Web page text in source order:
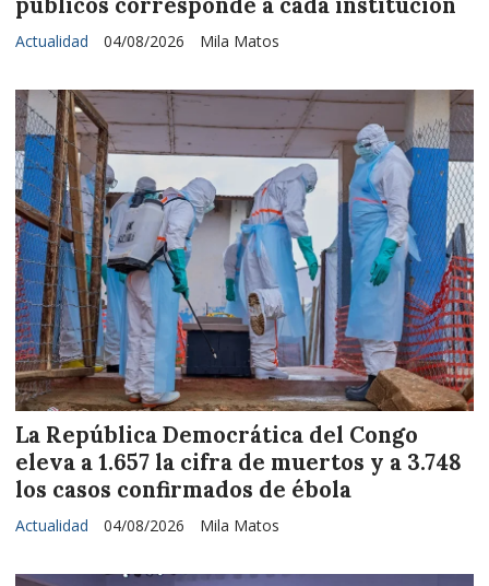
Mila Matos
Actualidad 04/08/2026
La República Democrática del Congo
eleva a 1.657 la cifra de muertos y a 3.748
los casos confirmados de ébola
Mila Matos
Actualidad 04/08/2026